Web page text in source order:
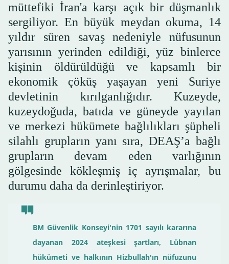
müttefiki İran'a karşı açık bir düşmanlık
sergiliyor. En büyük meydan okuma, 14
yıldır süren savaş nedeniyle nüfusunun
yarısının yerinden edildiği, yüz binlerce
kişinin öldürüldüğü ve kapsamlı bir
ekonomik çöküş yaşayan yeni Suriye
devletinin kırılganlığıdır. Kuzeyde,
kuzeydoğuda, batıda ve güneyde yayılan
ve merkezi hükümete bağlılıkları şüpheli
silahlı grupların yanı sıra, DEAŞ’a bağlı
grupların devam eden varlığının
gölgesinde kökleşmiş iç ayrışmalar, bu
durumu daha da derinleştiriyor.
BM Güvenlik Konseyi'nin 1701 sayılı kararına
dayanan 2024 ateşkesi şartları, Lübnan
hükümeti ve halkının Hizbullah'ın nüfuzunu